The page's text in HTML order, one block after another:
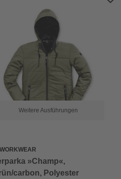
Weitere Ausführungen
»Champ«,
carbon, Polyester